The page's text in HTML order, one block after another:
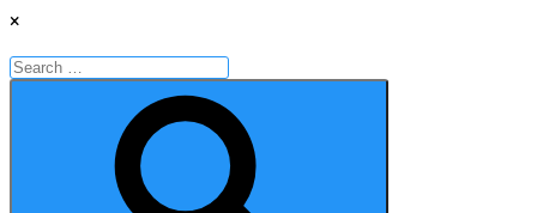
×
Search
for: